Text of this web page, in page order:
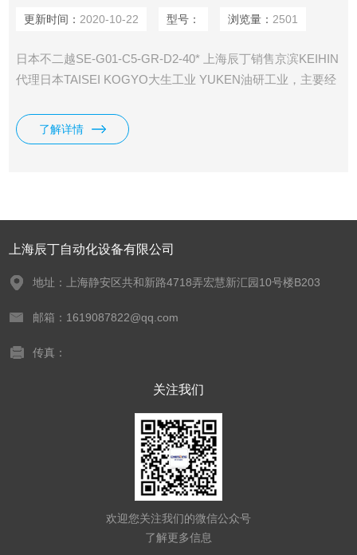
更新时间： 2020-10-22 型号： 浏览量： 2501
日本不二越SE-G01-C5-GR-D2-40* 上海辰丁销售京滨KEIHIN
代理日本TAISEI KOGYO大生工业 YUKEN油研工业，主要经
YUKEN
了解详情
上海辰丁自动化设备有限公司
地址：上海静安区共和新路4718弄宏慧新汇园10号楼B203
邮箱：1619087822@qq.com
传真：
关注我们
欢迎您关注我们的微信公众号
了解更多信息